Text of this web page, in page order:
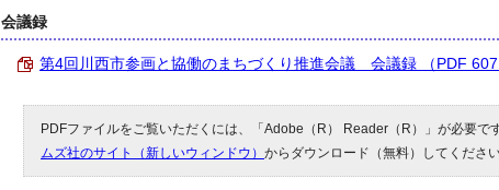
会議録
第4回川西市参画と協働のまちづくり推進会議 会議録 （PDF
PDFファイルをご覧いただくには、「Adobe（R） Reader（R）」が必要で
ムズ社のサイト（新しいウィンドウ） からダウンロード（無料）してください